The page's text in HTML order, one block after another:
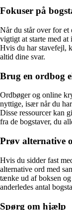
Fokuser på
Når du står over for et
vigtigt at starte med at
Hvis du har stavefejl,
altid dine svar.
Brug en ordbog
Ordbøger og online
nyttige, især når du
Disse ressourcer kan
fra de bogstaver, du
Prøv alternative
Hvis du sidder fast
alternative ord med
tænke ud af boksen
anderledes antal
Spørg om hjælp